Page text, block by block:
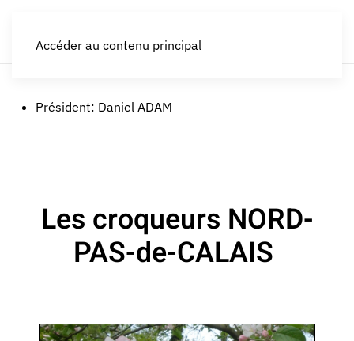
Accéder au contenu principal
Président: Daniel ADAM
Les croqueurs NORD-
PAS-de-CALAIS